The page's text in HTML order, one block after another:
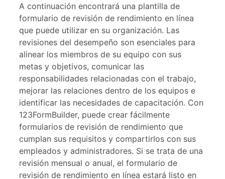
A continuación encontrará una plantilla de
formulario de revisión de rendimiento en línea
que puede utilizar en su organización. Las
revisiones del desempeño son esenciales para
alinear los miembros de su equipo con sus
metas y objetivos, comunicar las
responsabilidades relacionadas con el trabajo,
mejorar las relaciones dentro de los equipos e
identificar las necesidades de capacitación. Con
123FormBuilder, puede crear fácilmente
formularios de revisión de rendimiento que
cumplan sus requisitos y compartirlos con sus
empleados y administradores. Si se trata de una
revisión mensual o anual, el formulario de
revisión de rendimiento en línea estará listo en